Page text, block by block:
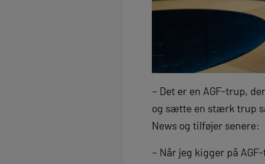
– Det er en AGF-trup,
og sætte en stærk trup
News og tilføjer senere:
– Når jeg kigger på